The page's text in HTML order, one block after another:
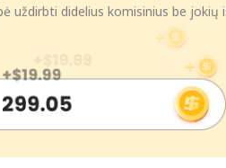
uždirbti didelius komisinius be jokių